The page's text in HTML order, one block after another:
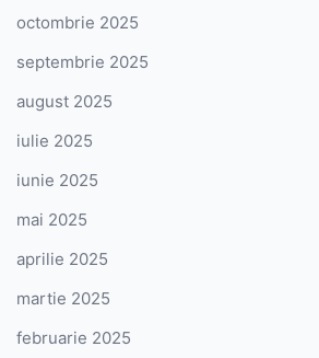
octombrie 2025
septembrie 2025
august 2025
iulie 2025
iunie 2025
mai 2025
aprilie 2025
martie 2025
februarie 2025